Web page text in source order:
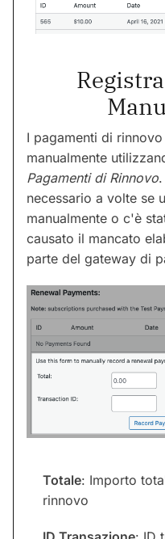
I pagamenti di
manualmente
Pagamenti di Rinnovo
necessario a volte se
manualmente o c'è
causato il mancato
parte del gateway di
Totale: Importo
rinnovo